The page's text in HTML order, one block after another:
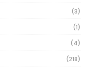
(3)
(1)
(4)
(218)